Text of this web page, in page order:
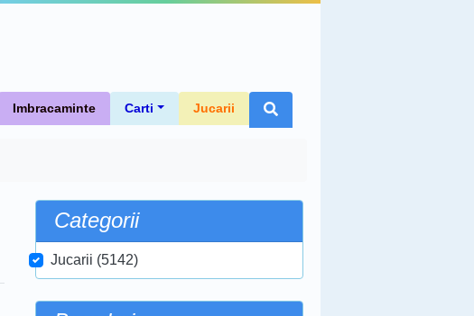
Imbracaminte Carti Jucarii
Categorii
Jucarii (5142)